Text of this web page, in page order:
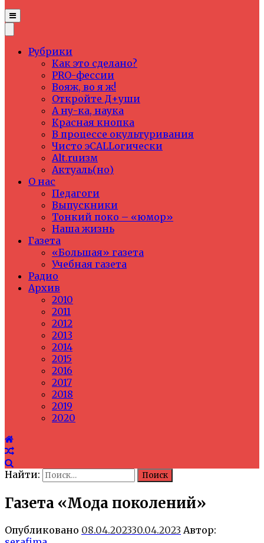
Рубрики
Как это сделано?
PRO-фессии
Вояж, во я ж!
Откройте Д+уши
А ну-ка, наука
Красная кнопка
В процессе окультуривания
Чисто эCALLогически
Alt.ruизм
Актуаль(но)
О нас
Педагоги
Выпускники
Тонкий поко – «юмор»
Наша жизнь
Газета
«Большая» газета
Учебная газета
Радио
Архив
2010
2011
2012
2013
2014
2015
2016
2017
2018
2019
2020
Найти:
Газета «Мода поколений»
Опубликовано 08.04.202330.04.2023 Автор: